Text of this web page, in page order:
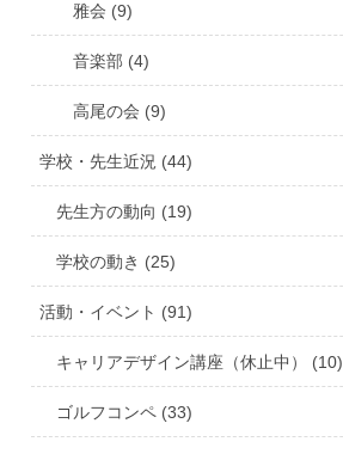
雅会 (9)
音楽部 (4)
高尾の会 (9)
学校・先生近況 (44)
先生方の動向 (19)
学校の動き (25)
活動・イベント (91)
キャリアデザイン講座（休止中） (10)
ゴルフコンペ (33)